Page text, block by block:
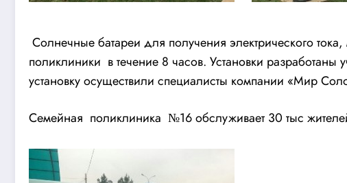
Солнечные батареи для получения электрического
поликлиники в течение 8 часов. Установки
установку осуществили специалисты компании «Мир
Семейная поликлиника №16 обслуживает 30 тыс